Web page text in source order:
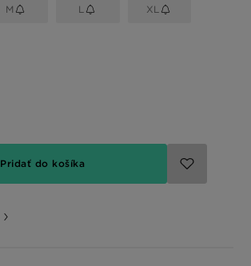
M L XL
Pridať do košíka